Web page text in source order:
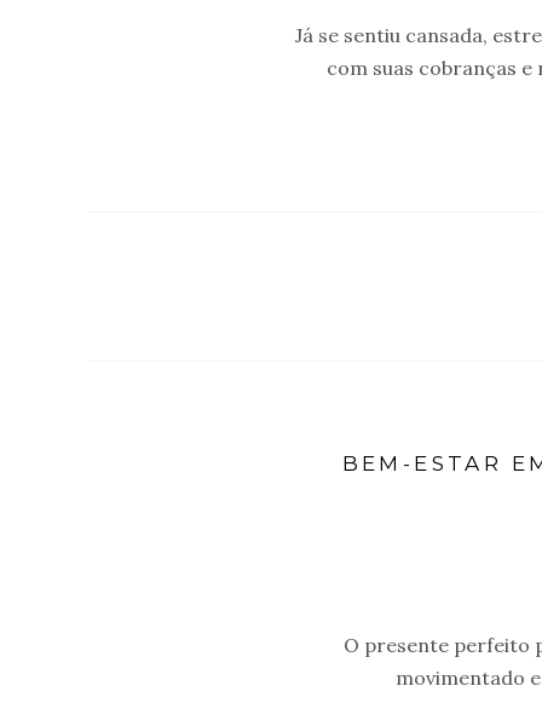
Já se sentiu cansada,
com suas cobranças
BEM-ESTAR
O presente perfeito
movimentado